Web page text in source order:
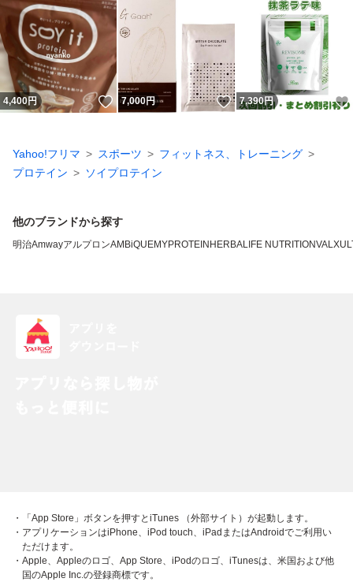
4,400円 いいね！
7,000円 いいね！
7,390円
Yahoo!フリマ スポーツ
フィットネス、トレーニング
プロテイン
ソイプロテイン
他のブランドから探す
明治AmwayアルプロンAMBiQUEMYPROTEIN HERBALIFE NUTRITIONVALX
・「App Store」ボタンを押すとiTunes （外部サイト）が起動します。
・アプリケーションはiPhone、iPod touch、iPadまたはAndroidでご利用い
ただけます。
・Apple、Appleのロゴ、App Store、iPodのロゴ、iTunesは、米国および他
国のApple Inc.の登録商標です。